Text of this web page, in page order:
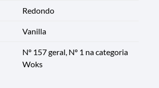
Redondo
Vanilla
Nº 157 geral, Nº 1 na categoria
Woks